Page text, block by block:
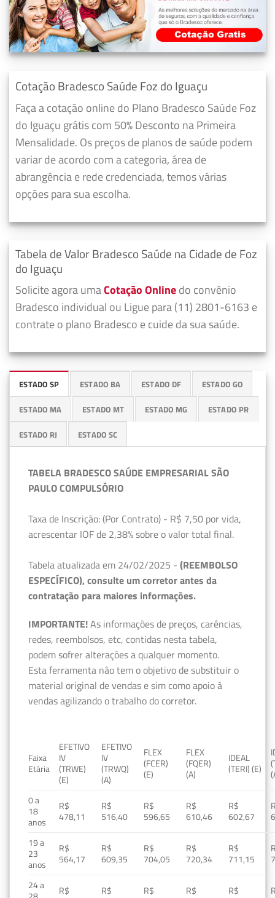
Cotação Bradesco Saúde Foz do Iguaçu
Faça a cotação online do Plano Bradesco Saúde Foz
do Iguaçu grátis com 50% Desconto na Primeira
Mensalidade. Os preços de planos de saúde podem
variar de acordo com a categoria, área de
abrangência e rede credenciada, temos várias
opções para sua escolha.
Tabela de Valor Bradesco Saúde na Cidade de Foz
do Iguaçu
Solicite agora umaCotação Onlinedo convênio
Bradesco individual ou Ligue para (11) 2801-6163 e
contrate o plano Bradesco e cuide da sua saúde.
ESTADO SP ESTADO BA ESTADO DF ESTADO GO
ESTADO MA ESTADO MT ESTADO MG ESTADO PR
ESTADO RJ ESTADO SC
TABELA BRADESCO SAÚDE EMPRESARIAL SÃO
PAULO COMPULSÓRIO
Taxa de Inscrição: (Por Contrato) - R$ 7,50 por vida,
acrescentar IOF de 2,38% sobre o valor total final.
Tabela atualizada em 24/02/2025 - (REEMBOLSO
ESPECÍFICO), consulte um corretor antes da
contratação para maiores informações.
IMPORTANTE!As informações de preços, carências,
redes, reembolsos, etc, contidas nesta tabela,
podem sofrer alterações a qualquer momento.
Esta ferramenta não tem o objetivo de substituir o
material original de vendas e sim como apoio à
vendas agilizando o trabalho do corretor.
Faixa
Etária
EFETIVO
IV
(TRWE)
(E)
EFETIVO
IV
(TRWQ)
(A)
FLEX
(FCER)
(E)
FLEX
(FQER)
(A)
IDEAL
(TERI) (E)
0 a
18
anos
R$
478,11
R$
516,40
R$
596,65
R$
610,46
R$
602,67
19 a
23
anos
R$
564,17
R$
609,35
R$
704,05
R$
720,34
R$
711,15
24 a
R$
R$
R$
R$
R$